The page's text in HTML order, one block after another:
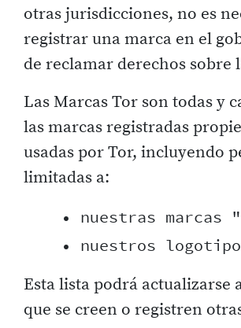
otras jurisdicciones, no es
registrar una marca en el
de reclamar derechos sobre
Las Marcas Tor son todas y
las marcas registradas
usadas por Tor, incluyendo
limitadas a:
• nuestras marcas
Esta lista podrá actualizarse
que se creen o registren